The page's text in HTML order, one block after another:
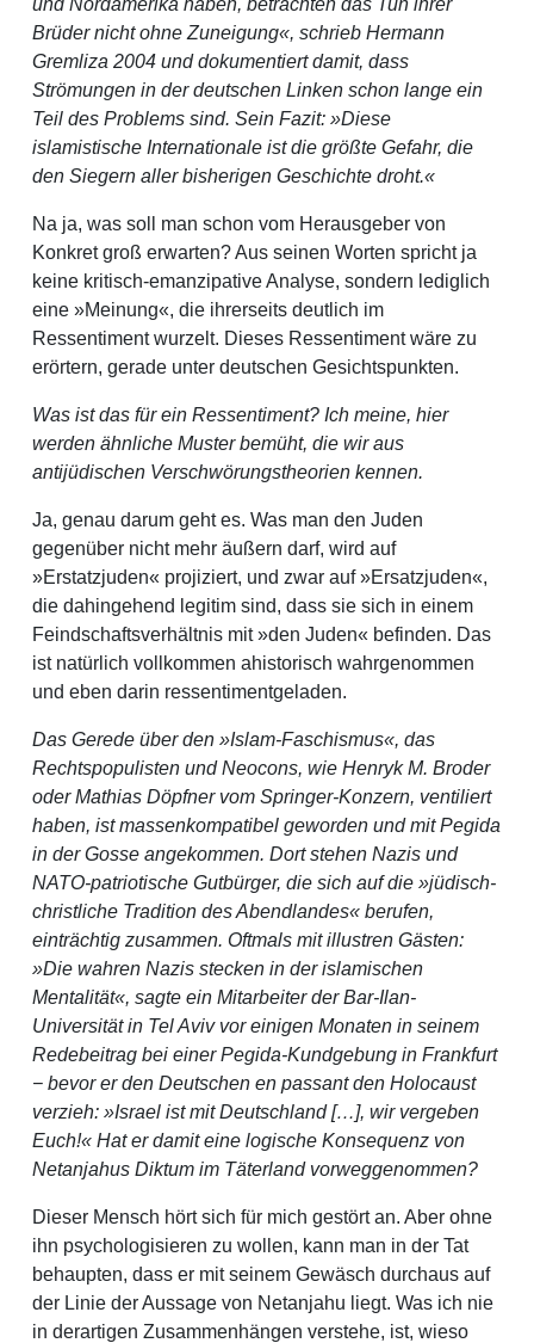
und Nordamerika haben, betrachten das Tun ihrer
Brüder nicht ohne Zuneigung«, schrieb Hermann
Gremliza 2004 und dokumentiert damit, dass
Strömungen in der deutschen Linken schon lange ein
Teil des Problems sind. Sein Fazit: »Diese
islamistische Internationale ist die größte Gefahr, die
den Siegern aller bisherigen Geschichte droht.«
Na ja, was soll man schon vom Herausgeber von
Konkret groß erwarten? Aus seinen Worten spricht ja
keine kritisch-emanzipative Analyse, sondern lediglich
eine »Meinung«, die ihrerseits deutlich im
Ressentiment wurzelt. Dieses Ressentiment wäre zu
erörtern, gerade unter deutschen Gesichtspunkten.
Was ist das für ein Ressentiment? Ich meine, hier
werden ähnliche Muster bemüht, die wir aus
antijüdischen Verschwörungstheorien kennen.
Ja, genau darum geht es. Was man den Juden
gegenüber nicht mehr äußern darf, wird auf
»Erstatzjuden« projiziert, und zwar auf »Ersatzjuden«,
die dahingehend legitim sind, dass sie sich in einem
Feindschaftsverhältnis mit »den Juden« befinden. Das
ist natürlich vollkommen ahistorisch wahrgenommen
und eben darin ressentimentgeladen.
Das Gerede über den »Islam-Faschismus«, das
Rechtspopulisten und Neocons, wie Henryk M. Broder
oder Mathias Döpfner vom Springer-Konzern, ventiliert
haben, ist massenkompatibel geworden und mit Pegida
in der Gosse angekommen. Dort stehen Nazis und
NATO-patriotische Gutbürger, die sich auf die »jüdisch-
christliche Tradition des Abendlandes« berufen,
einträchtig zusammen. Oftmals mit illustren Gästen:
»Die wahren Nazis stecken in der islamischen
Mentalität«, sagte ein Mitarbeiter der Bar-Ilan-
Universität in Tel Aviv vor einigen Monaten in seinem
Redebeitrag bei einer Pegida-Kundgebung in Frankfurt
− bevor er den Deutschen en passant den Holocaust
verzieh: »Israel ist mit Deutschland […], wir vergeben
Euch!« Hat er damit eine logische Konsequenz von
Netanjahus Diktum im Täterland vorweggenommen?
Dieser Mensch hört sich für mich gestört an. Aber ohne
ihn psychologisieren zu wollen, kann man in der Tat
behaupten, dass er mit seinem Gewäsch durchaus auf
der Linie der Aussage von Netanjahu liegt. Was ich nie
in derartigen Zusammenhängen verstehe, ist, wieso